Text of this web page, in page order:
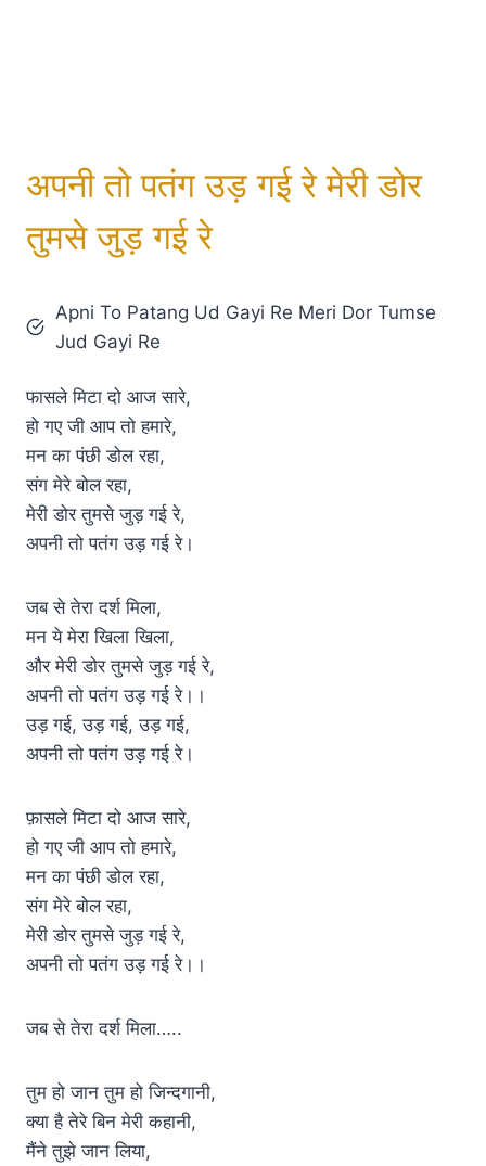
अपनी तो पतंग उड़ गई रे मेरी डोर
तुमसे जुड़ गई रे
Apni To Patang Ud Gayi Re Meri Dor Tumse
Jud Gayi Re
फासले मिटा दो आज सारे,
हो गए जी आप तो हमारे,
मन का पंछी डोल रहा,
संग मेरे बोल रहा,
मेरी डोर तुमसे जुड़ गई रे,
अपनी तो पतंग उड़ गई रे।
जब से तेरा दर्श मिला,
मन ये मेरा खिला खिला,
और मेरी डोर तुमसे जुड़ गई रे,
अपनी तो पतंग उड़ गई रे।।
उड़ गई, उड़ गई, उड़ गई,
अपनी तो पतंग उड़ गई रे।
फ़ासले मिटा दो आज सारे,
हो गए जी आप तो हमारे,
मन का पंछी डोल रहा,
संग मेरे बोल रहा,
मेरी डोर तुमसे जुड़ गई रे,
अपनी तो पतंग उड़ गई रे।।
जब से तेरा दर्श मिला…..
तुम हो जान तुम हो जिन्दगानी,
क्या है तेरे बिन मेरी कहानी,
मैंने तुझे जान लिया,